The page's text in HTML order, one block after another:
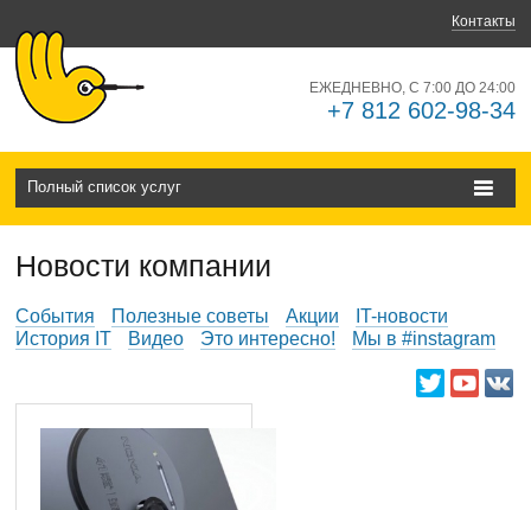
Контакты
ЕЖЕДНЕВНО, С 7:00 ДО 24:00
+7 812 602-98-34
Полный список услуг
Новости компании
События Полезные советы Акции
IT-новости
История IT
Видео Это интересно! Мы в #instagram